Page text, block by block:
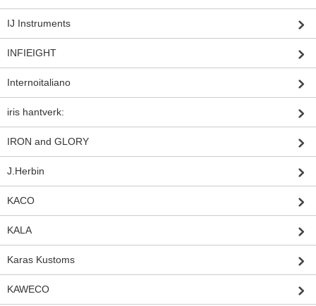
IJ Instruments
INFIEIGHT
Internoitaliano
iris hantverk:
IRON and GLORY
J.Herbin
KACO
KALA
Karas Kustoms
KAWECO